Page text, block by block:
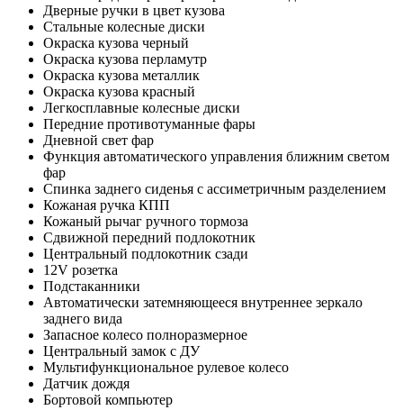
Дверные ручки в цвет кузова
Стальные колесные диски
Окраска кузова черный
Окраска кузова перламутр
Окраска кузова металлик
Окраска кузова красный
Легкосплавные колесные диски
Передние противотуманные фары
Дневной свет фар
Функция автоматического управления ближним светом
фар
Спинка заднего сиденья с ассиметричным разделением
Кожаная ручка КПП
Кожаный рычаг ручного тормоза
Сдвижной передний подлокотник
Центральный подлокотник сзади
12V розетка
Подстаканники
Автоматически затемняющееся внутреннее зеркало
заднего вида
Запасное колесо полноразмерное
Центральный замок с ДУ
Мультифункциональное рулевое колесо
Датчик дождя
Бортовой компьютер